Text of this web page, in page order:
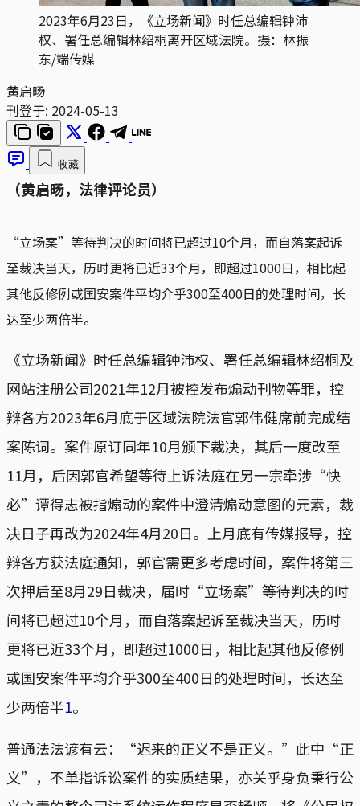
2023年6月23日，《立场新闻》时任总编辑钟沛
权、署任总编辑林绍桐离开区域法院。摄：林振
东/端传媒
黄启旸
刊登于: 2024-05-13
收藏
（黄启旸，法律评论员）
“立场案”等待判决的时间将已超过10个月，而自落案起诉
至裁决当天，历时更将已近33个月，即超过1000日，相比起
其他反修例或国安案件平均介乎300至400日的处理时间，长
达至少两倍半。
《立场新闻》时任总编辑钟沛权、署任总编辑林绍桐及
网站注册公司2021年12月被控发布煽动刊物等罪，控
辩各方2023年6月底于区域法院法官郭伟健席前完成结
案陈词。案件原订同年10月颁下裁决，其后一度改至
11月，后因郭官希望等待上诉法庭在另一宗牵涉“快
必”谭得志被指煽动的案件中澄清煽动意图的元素，裁
决日子再改为2024年4月20日。上月底有传媒报导，控
辩各方获法庭通知，郭官需更多考虑时间，案件将第三
次押后至8月29日裁决，届时“立场案”等待判决的时
间将已超过10个月，而自落案起诉至裁决当天，历时
更将已近33个月，即超过1000日，相比起其他反修例
或国安案件平均介乎300至400日的处理时间，长达至
少两倍半1。
普通法法谚有云：“迟来的正义不是正义。”此中“正
义”，不单指诉讼案件的实质结果，亦关乎身负秉行公